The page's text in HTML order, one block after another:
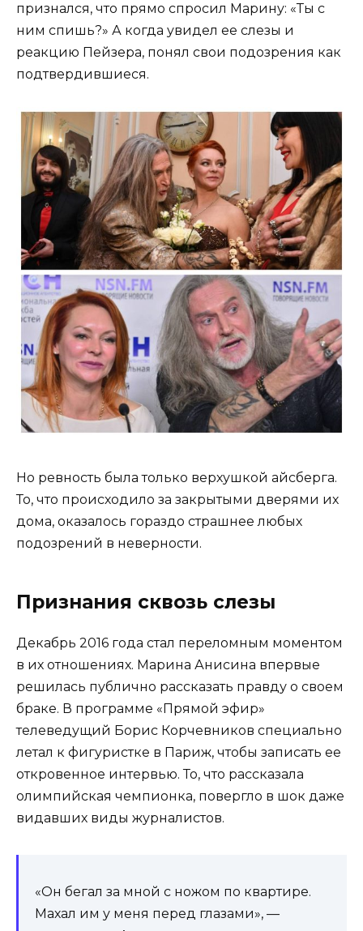
признался, что прямо спросил Марину: «Ты с
ним спишь?» А когда увидел ее слезы и
реакцию Пейзера, понял свои подозрения как
подтвердившиеся.
Но ревность была только верхушкой айсберга.
То, что происходило за закрытыми дверями их
дома, оказалось гораздо страшнее любых
подозрений в неверности.
Признания сквозь слезы
Декабрь 2016 года стал переломным моментом
в их отношениях. Марина Анисина впервые
решилась публично рассказать правду о своем
браке. В программе «Прямой эфир»
телеведущий Борис Корчевников специально
летал к фигуристке в Париж, чтобы записать ее
откровенное интервью. То, что рассказала
олимпийская чемпионка, повергло в шок даже
видавших виды журналистов.
«Он бегал за мной с ножом по квартире.
Махал им у меня перед глазами», —